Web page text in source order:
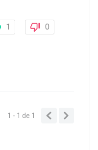
1 0
1 - 1 de 1